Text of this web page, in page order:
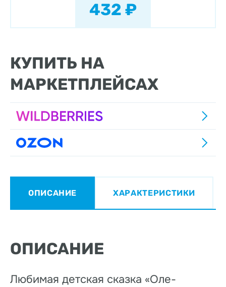
432 ₽
КУПИТЬ НА
МАРКЕТПЛЕЙСАХ
ОПИСАНИЕ ХАРАКТЕРИСТИКИ
ОПИСАНИЕ
Любимая детская сказка «Оле-